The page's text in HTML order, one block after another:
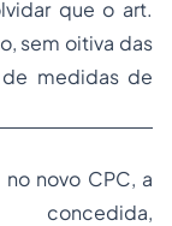
que o art.
sem oitiva das
medidas de
novo CPC, a